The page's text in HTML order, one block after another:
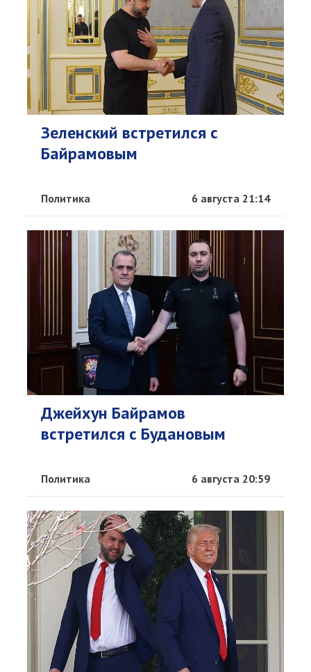
Зеленский встретился с
Байрамовым
Политика 6 августа 21:14
Джейхун Байрамов
встретился с Будановым
Политика 6 августа 20:59